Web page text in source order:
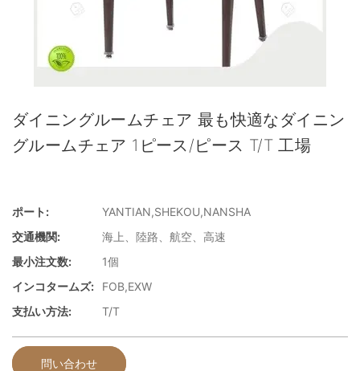
ダイニングルームチェア 最も快適なダイニン
グルームチェア 1ピース/ピース T/T 工場
ポート:
YANTIAN,SHEKOU,NANSHA
交通機関:
海上、陸路、航空、高速
最小注文数:
1個
インコタームズ:
FOB,EXW
支払い方法:
T/T
問い合わせ